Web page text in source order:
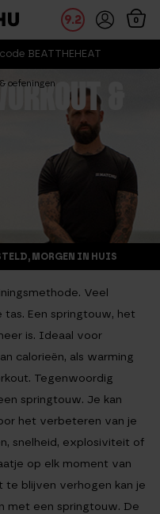
BEATTHEHEAT
9.2 0
oefeningen
&
MORGEN IN HUIS
Veel
Een springtouw, het
is. Ideaal voor
calorieën, als warming
Tegenwoordig
springtouw. Je kan
het verbeteren van je
snelheid, explosiviteit of
op elk moment van
te blijven verhogen kan je
met een springtouw. De